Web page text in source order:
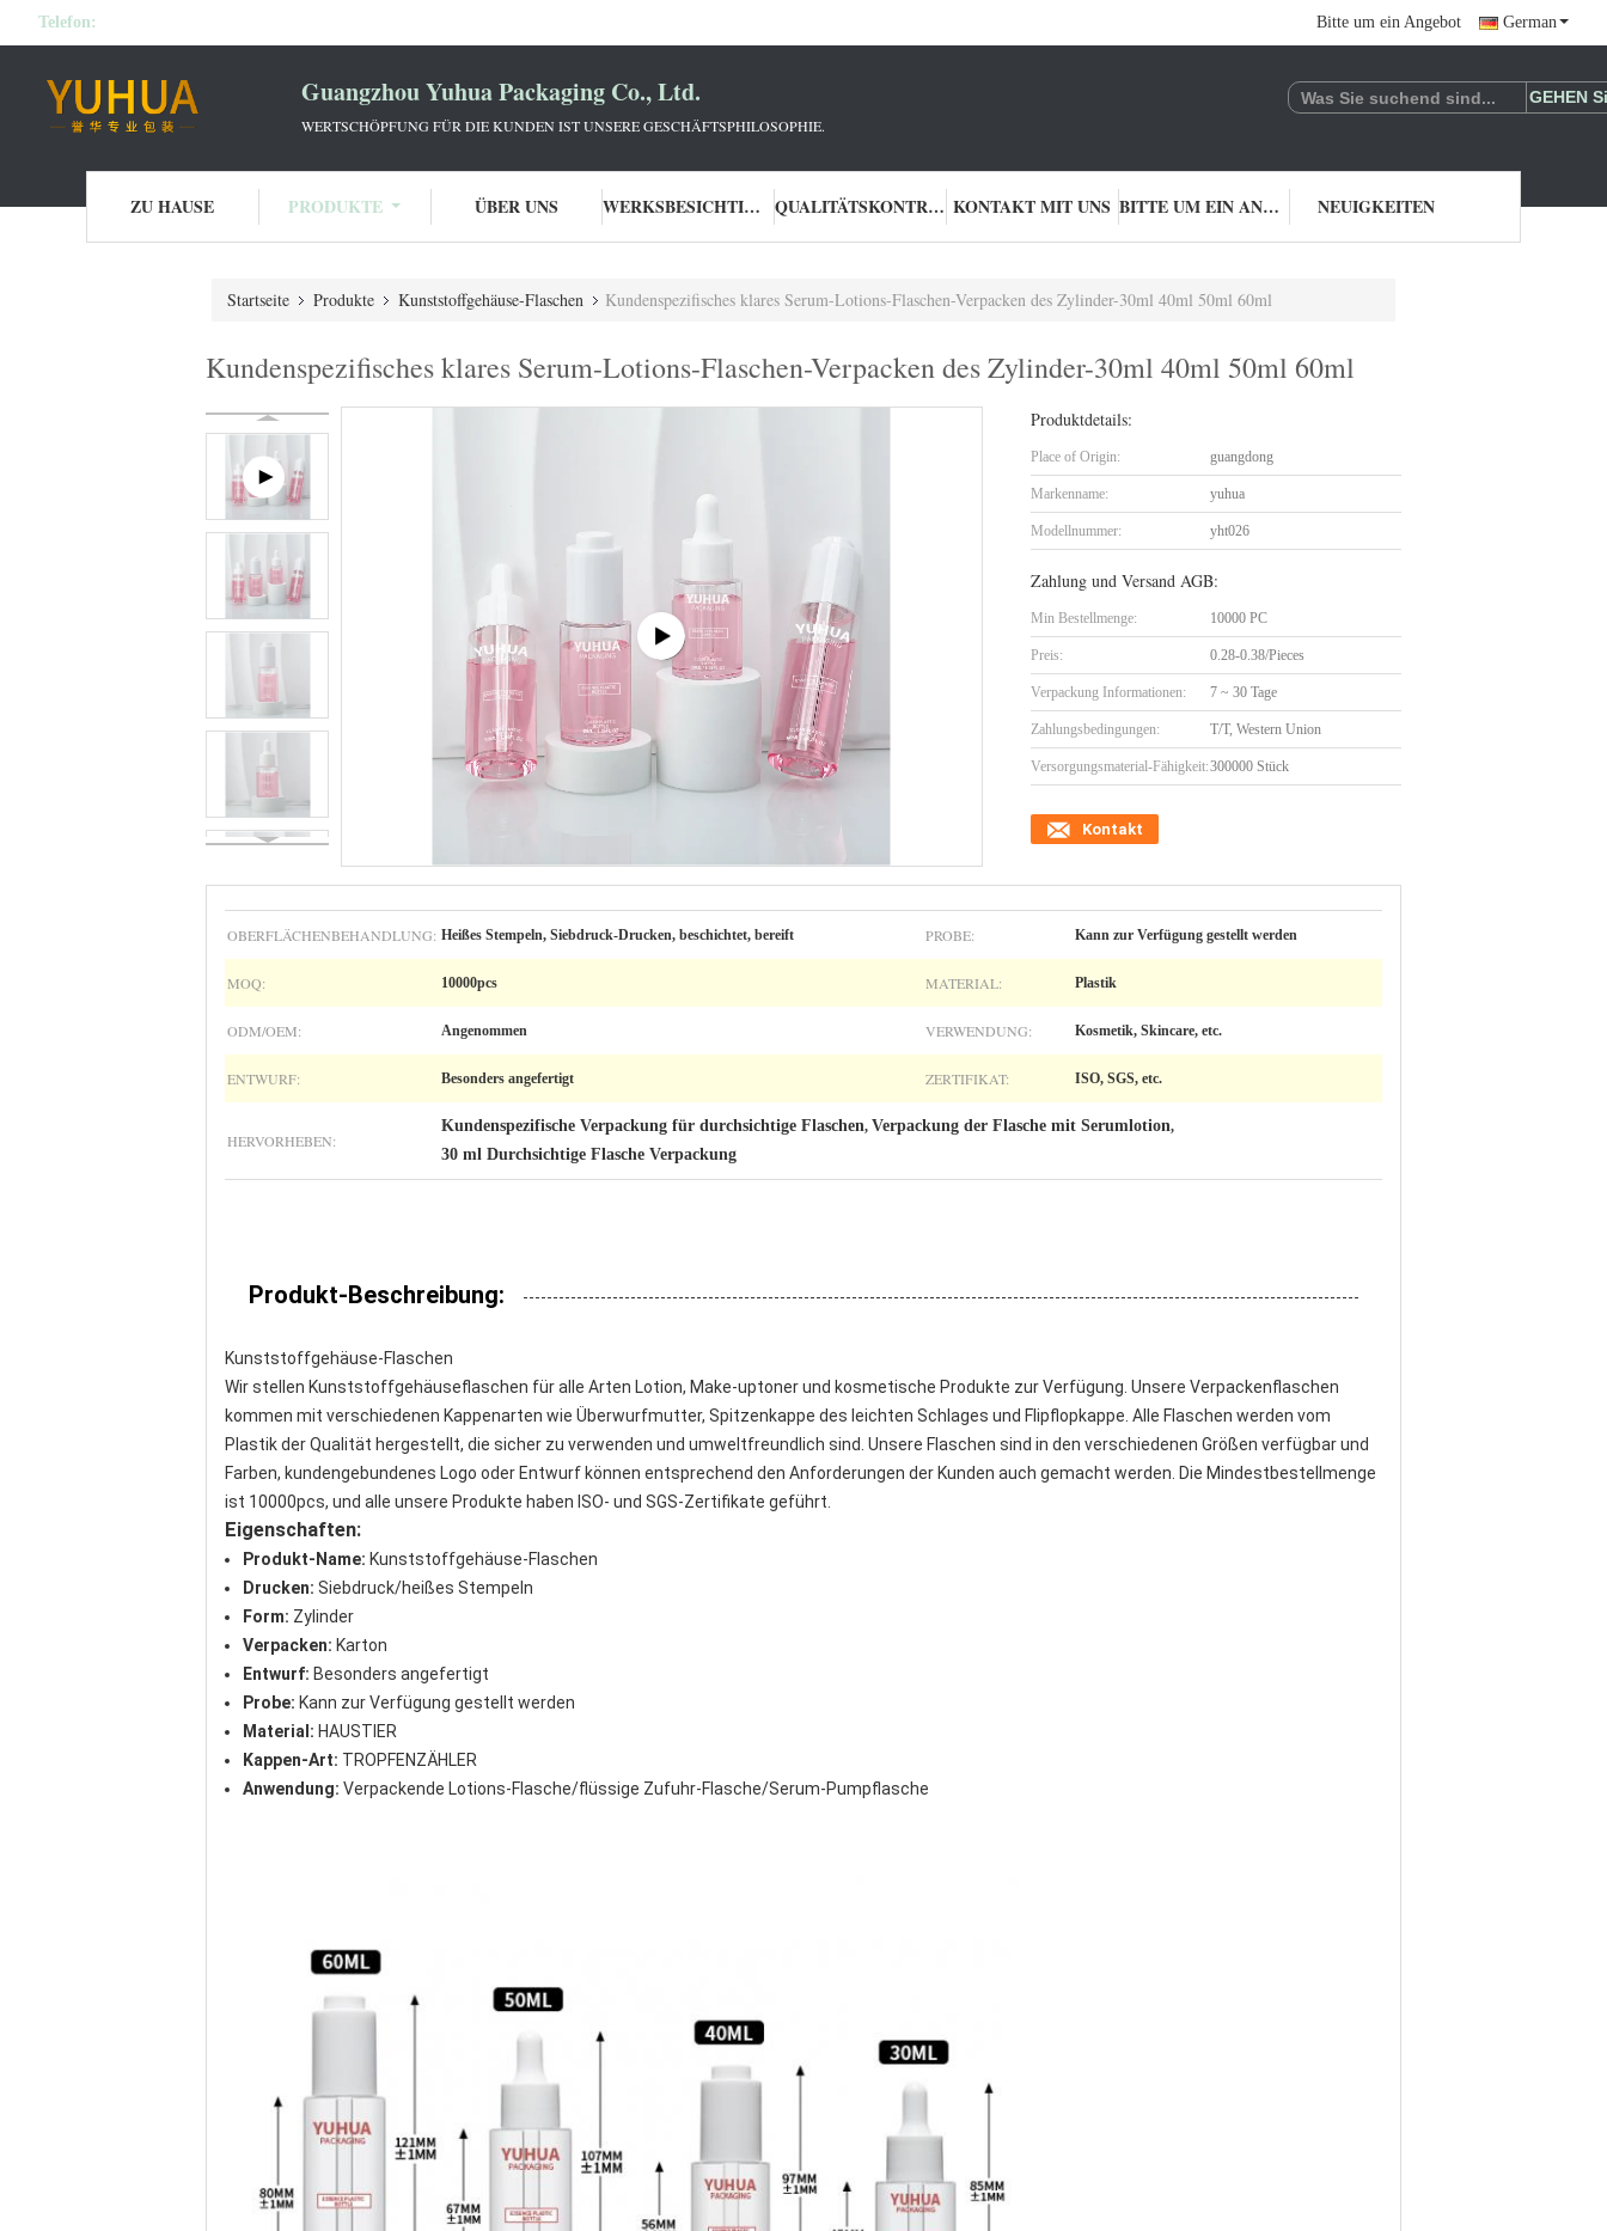
Telefon: Bitte um ein Angebot German
Guangzhou Yuhua Packaging Co., Ltd.
WERTSCHÖPFUNG FÜR DIE KUNDEN IST UNSERE GESCHÄFTSPHILOSOPHIE.
ZU HAUSE PRODUKTE ÜBER UNS WERKSBESICHTIGUNG QUALITÄTSKONTROLLE KONTAKT MIT UNS BITTE UM EIN ANGEBOT NEUIGKEITEN
Startseite Produkte Kunststoffgehäuse-Flaschen Kundenspezifisches klares Serum-Lotions-Flaschen-Verpacken des Zylinder-30ml 40ml 50ml 60ml
Kundenspezifisches klares Serum-Lotions-Flaschen-Verpacken des Zylinder-30ml 40ml 50ml 60ml
Produktdetails:
Place of Origin: guangdong
Markenname: yuhua
Modellnummer: yht026
Zahlung und Versand AGB:
Min Bestellmenge: 10000 PC
Preis: 0.28-0.38/Pieces
Verpackung Informationen: 7 ~ 30 Tage
Zahlungsbedingungen: T/T, Western Union
Versorgungsmaterial-Fähigkeit:300000 Stück
Kontakt
OBERFLÄCHENBEHANDLUNG: Heißes Stempeln, Siebdruck-Drucken, beschichtet, bereift PROBE: Kann zur Verfügung gestellt werden
MOQ: 10000pcs MATERIAL: Plastik
ODM/OEM: Angenommen VERWENDUNG: Kosmetik, Skincare, etc.
ENTWURF: Besonders angefertigt ZERTIFIKAT: ISO, SGS, etc.
HERVORHEBEN:
Kundenspezifische Verpackung für durchsichtige Flaschen, Verpackung der Flasche mit Serumlotion,
30 ml Durchsichtige Flasche Verpackung
Produkt-Beschreibung:
Kunststoffgehäuse-Flaschen
Wir stellen Kunststoffgehäuseflaschen für alle Arten Lotion, Make-uptoner und kosmetische Produkte zur Verfügung. Unsere Verpackenflaschen
kommen mit verschiedenen Kappenarten wie Überwurfmutter, Spitzenkappe des leichten Schlages und Flipflopkappe. Alle Flaschen werden vom
Plastik der Qualität hergestellt, die sicher zu verwenden und umweltfreundlich sind. Unsere Flaschen sind in den verschiedenen Größen verfügbar und
Farben, kundengebundenes Logo oder Entwurf können entsprechend den Anforderungen der Kunden auch gemacht werden. Die Mindestbestellmenge
ist 10000pcs, und alle unsere Produkte haben ISO- und SGS-Zertifikate geführt.
Eigenschaften:
Produkt-Name: Kunststoffgehäuse-Flaschen
Drucken: Siebdruck/heißes Stempeln
Form: Zylinder
Verpacken: Karton
Entwurf: Besonders angefertigt
Probe: Kann zur Verfügung gestellt werden
Material: HAUSTIER
Kappen-Art: TROPFENZÄHLER
Anwendung: Verpackende Lotions-Flasche/flüssige Zufuhr-Flasche/Serum-Pumpflasche